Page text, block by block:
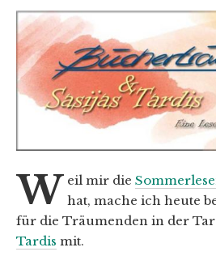
W eil mir die
hat, mache ich heute
für die Träumenden in der
Tardis mit.